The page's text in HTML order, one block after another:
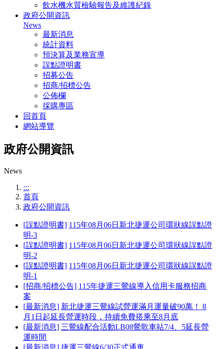
飲水機水質檢驗報告及維護紀錄
政府公開資訊
News
最新消息
統計資料
預決算及業務宣導
誤點證明書
招募公告
招商/招標公告
公佈欄
採購專區
回首頁
網站導覽
政府公開資訊
News
:::
首頁
政府公開資訊
[誤點證明書] 115年08月06日新北捷運公司環狀線誤點證
明-3
[誤點證明書] 115年08月06日新北捷運公司環狀線誤點證
明-2
[誤點證明書] 115年08月06日新北捷運公司環狀線誤點證
明-1
[招商/招標公告] 115年捷運三鶯線導入信用卡服務招商
案
[最新消息] 新北捷運三鶯線試營運滿月運量破90萬！ 8
月1日起延長營運時段，持續免費搭乘至8月底
[最新消息] 三鶯線配合活動LB08鶯歌車站7/4、5延長營
運時間
[最新消息] 捷運三鶯線6/30正式通車